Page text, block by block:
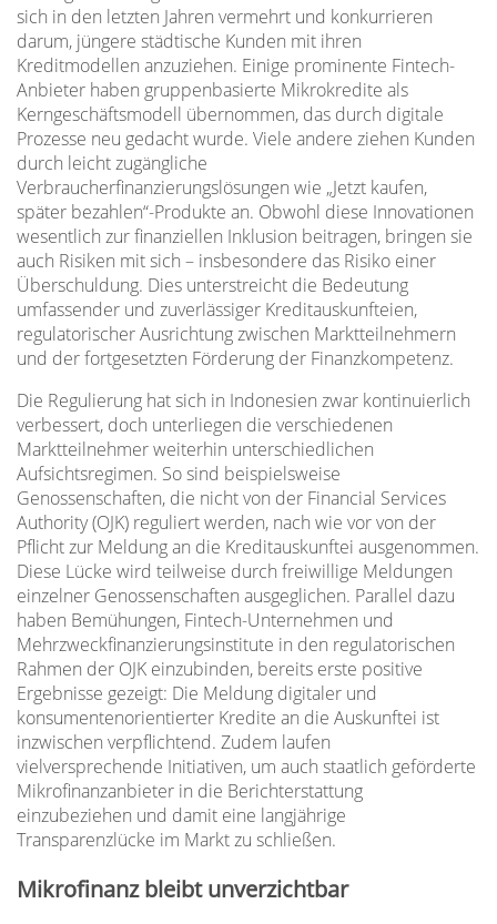
sich in den letzten Jahren vermehrt und konkurrieren
darum, jüngere städtische Kunden mit ihren
Kreditmodellen anzuziehen. Einige prominente Fintech-
Anbieter haben gruppenbasierte Mikrokredite als
Kerngeschäftsmodell übernommen, das durch digitale
Prozesse neu gedacht wurde. Viele andere ziehen Kunden
durch leicht zugängliche
Verbraucherfinanzierungslösungen wie „Jetzt kaufen,
später bezahlen“-Produkte an. Obwohl diese Innovationen
wesentlich zur finanziellen Inklusion beitragen, bringen sie
auch Risiken mit sich – insbesondere das Risiko einer
Überschuldung. Dies unterstreicht die Bedeutung
umfassender und zuverlässiger Kreditauskunfteien,
regulatorischer Ausrichtung zwischen Marktteilnehmern
und der fortgesetzten Förderung der Finanzkompetenz.
Die Regulierung hat sich in Indonesien zwar kontinuierlich
verbessert, doch unterliegen die verschiedenen
Marktteilnehmer weiterhin unterschiedlichen
Aufsichtsregimen. So sind beispielsweise
Genossenschaften, die nicht von der Financial Services
Authority (OJK) reguliert werden, nach wie vor von der
Pflicht zur Meldung an die Kreditauskunftei ausgenommen.
Diese Lücke wird teilweise durch freiwillige Meldungen
einzelner Genossenschaften ausgeglichen. Parallel dazu
haben Bemühungen, Fintech-Unternehmen und
Mehrzweckfinanzierungsinstitute in den regulatorischen
Rahmen der OJK einzubinden, bereits erste positive
Ergebnisse gezeigt: Die Meldung digitaler und
konsumentenorientierter Kredite an die Auskunftei ist
inzwischen verpflichtend. Zudem laufen
vielversprechende Initiativen, um auch staatlich geförderte
Mikrofinanzanbieter in die Berichterstattung
einzubeziehen und damit eine langjährige
Transparenzlücke im Markt zu schließen.
Mikrofinanz bleibt unverzichtbar